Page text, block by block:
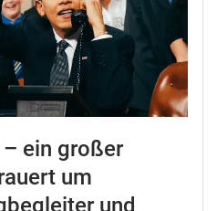
ein großer
um
und